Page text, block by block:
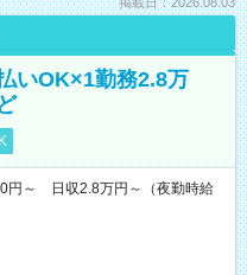
いOK×1勤務2.8万
～ 日収2.8万円～（夜勤時給